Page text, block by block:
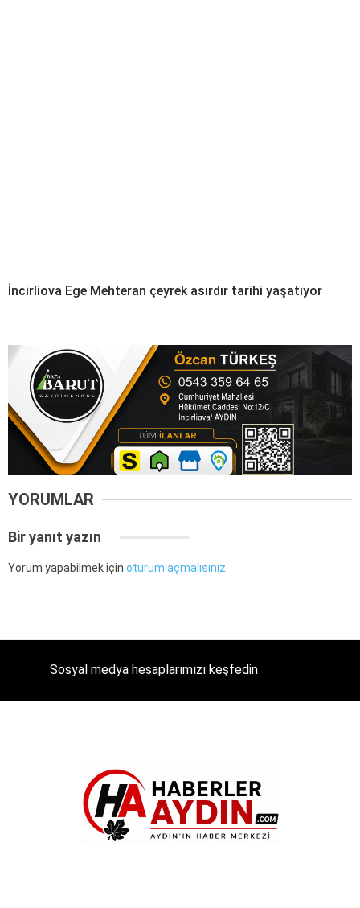
İncirliova Ege Mehteran çeyrek asırdır tarihi yaşatıyor
YORUMLAR
Bir yanıt yazın
Yorum yapabilmek için oturum açmalısınız
Sosyal medya hesaplarımızı keşfedin